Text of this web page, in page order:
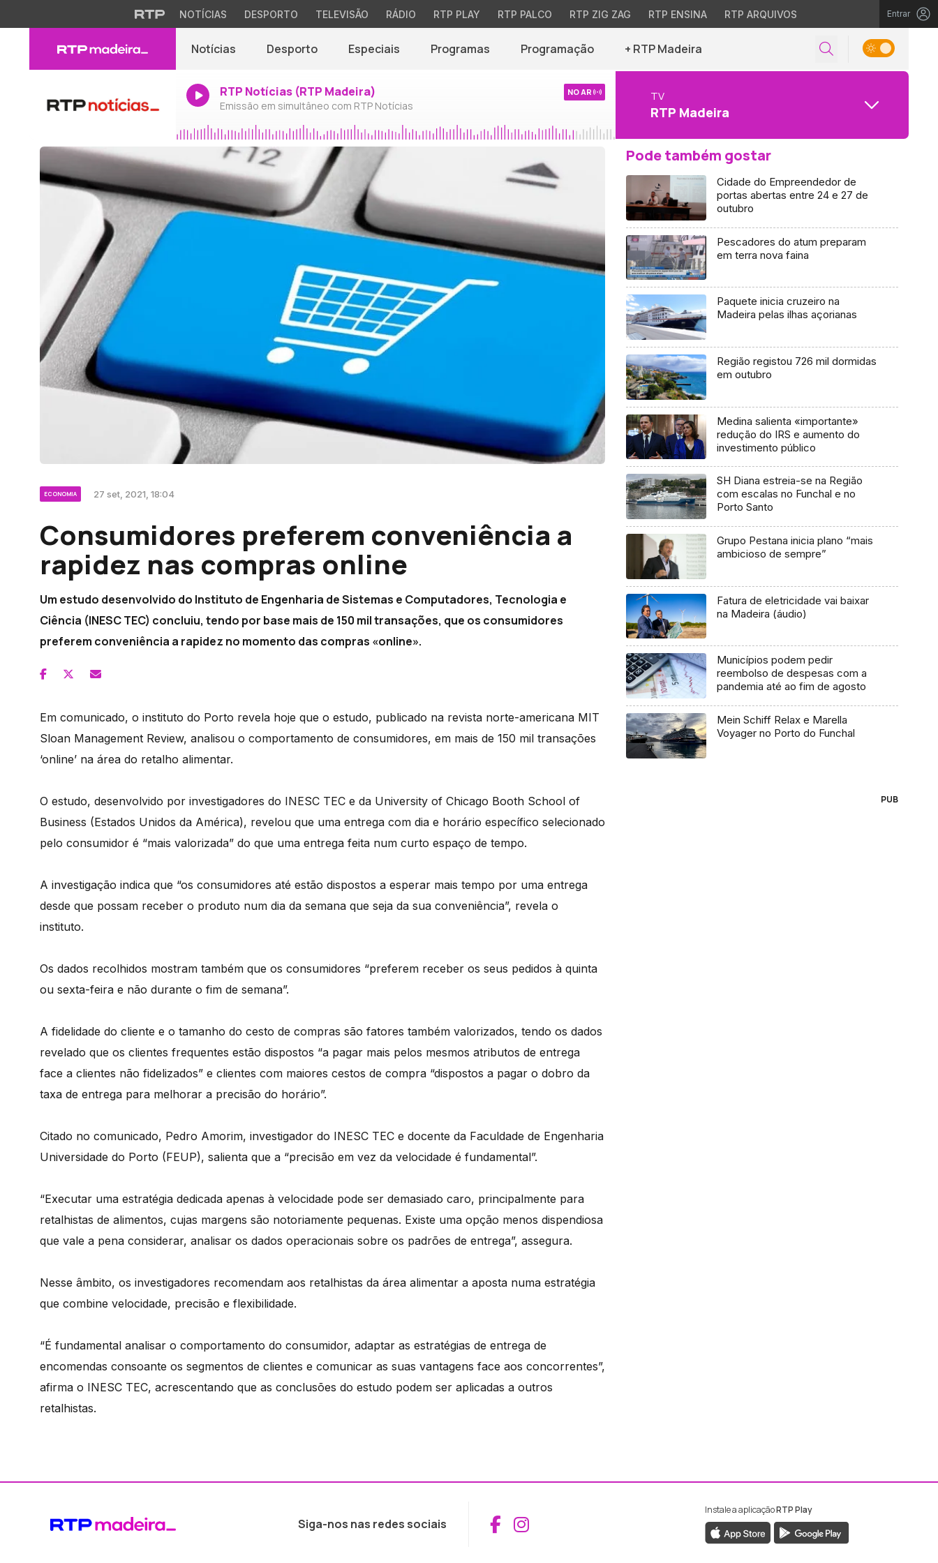
NOTÍCIAS DESPORTO TELEVISÃO RÁDIO RTP PLAY RTP PALCO RTP ZIG ZAG RTP ENSINA RTP ARQUIVOS Entrar
Notícias Desporto Especiais Programas Programação + RTP Madeira
RTP Notícias (RTP Madeira)
Emissão em simultâneo com RTP Notícias
NO AR TV
RTP Madeira
ECONOMIA 27 set, 2021, 18:04
Consumidores preferem conveniência a
rapidez nas compras online
Um estudo desenvolvido do Instituto de Engenharia de Sistemas e Computadores, Tecnologia e
Ciência (INESC TEC) concluiu, tendo por base mais de 150 mil transações, que os consumidores
preferem conveniência a rapidez no momento das compras «online». ​​​
Em comunicado, o instituto do Porto revela hoje que o estudo, publicado na revista norte-americana MIT
Sloan Management Review, analisou o comportamento de consumidores, em mais de 150 mil transações
‘online’ na área do retalho alimentar.
O estudo, desenvolvido por investigadores do INESC TEC e da University of Chicago Booth School of
Business (Estados Unidos da América), revelou que uma entrega com dia e horário específico selecionado
pelo consumidor é “mais valorizada” do que uma entrega feita num curto espaço de tempo.
A investigação indica que “os consumidores até estão dispostos a esperar mais tempo por uma entrega
desde que possam receber o produto num dia da semana que seja da sua conveniência”, revela o
instituto.
Os dados recolhidos mostram também que os consumidores “preferem receber os seus pedidos à quinta
ou sexta-feira e não durante o fim de semana”.
A fidelidade do cliente e o tamanho do cesto de compras são fatores também valorizados, tendo os dados
revelado que os clientes frequentes estão dispostos “a pagar mais pelos mesmos atributos de entrega
face a clientes não fidelizados” e clientes com maiores cestos de compra “dispostos a pagar o dobro da
taxa de entrega para melhorar a precisão do horário”.
Citado no comunicado, Pedro Amorim, investigador do INESC TEC e docente da Faculdade de Engenharia
Universidade do Porto (FEUP), salienta que a “precisão em vez da velocidade é fundamental”.
“Executar uma estratégia dedicada apenas à velocidade pode ser demasiado caro, principalmente para
retalhistas de alimentos, cujas margens são notoriamente pequenas. Existe uma opção menos dispendiosa
que vale a pena considerar, analisar os dados operacionais sobre os padrões de entrega”, assegura.
Nesse âmbito, os investigadores recomendam aos retalhistas da área alimentar a aposta numa estratégia
que combine velocidade, precisão e flexibilidade.
“É fundamental analisar o comportamento do consumidor, adaptar as estratégias de entrega de
encomendas consoante os segmentos de clientes e comunicar as suas vantagens face aos concorrentes”,
afirma o INESC TEC, acrescentando que as conclusões do estudo podem ser aplicadas a outros
retalhistas.
Pode também gostar
Cidade do Empreendedor de
portas abertas entre 24 e 27 de
outubro
Pescadores do atum preparam
em terra nova faina
Paquete inicia cruzeiro na
Madeira pelas ilhas açorianas
Região registou 726 mil dormidas
em outubro
Medina salienta «importante»
redução do IRS e aumento do
investimento público
SH Diana estreia-se na Região
com escalas no Funchal e no
Porto Santo
Grupo Pestana inicia plano “mais
ambicioso de sempre”
Fatura de eletricidade vai baixar
na Madeira (áudio)
Municípios podem pedir
reembolso de despesas com a
pandemia até ao fim de agosto
Mein Schiff Relax e Marella
Voyager no Porto do Funchal
PUB
Siga-nos nas redes sociais Aceder ao Facebook da RTP Madeira
Aceder ao Instagram da RTP Madeira
Instale a aplicaçãoRTP Play